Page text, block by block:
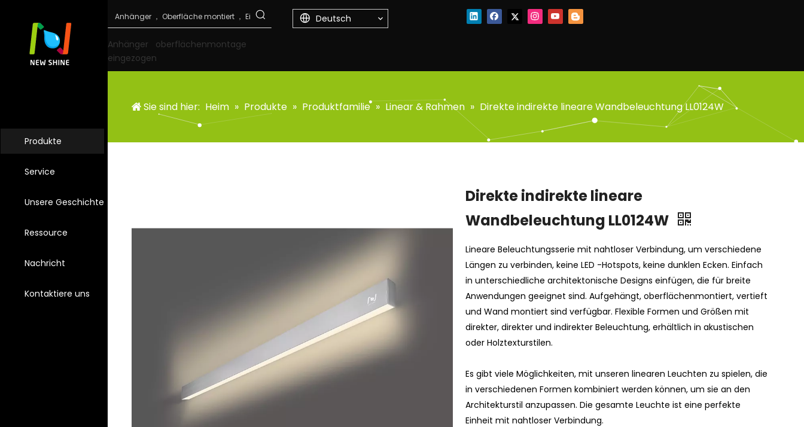
Anhänger
oberflächenmontage
eingezogen
Deutsch
Produkte
Service
Unsere Geschichte
Ressource
Nachricht
Kontaktiere uns
Sie sind hier: Heim » Produkte » Produktfamilie » Linear & Rahmen » Direkte indirekte lineare Wandbeleuchtung LL0124W
Direkte indirekte lineare
Wandbeleuchtung LL0124W
Lineare Beleuchtungsserie mit nahtloser Verbindung, um verschiedene
Längen zu verbinden, keine LED -Hotspots, keine dunklen Ecken. Einfach
in unterschiedliche architektonische Designs einfügen, die für breite
Anwendungen geeignet sind. Aufgehängt, oberflächenmontiert, vertieft
und Wand montiert sind verfügbar. Flexible Formen und Größen mit
direkter, direkter und indirekter Beleuchtung, erhältlich in akustischen
oder Holztexturstilen.
Es gibt viele Möglichkeiten, mit unseren linearen Leuchten zu spielen, die
in verschiedenen Formen kombiniert werden können, um sie an den
Architekturstil anzupassen. Die gesamte Leuchte ist eine perfekte
Einheit mit nahtloser Verbindung.